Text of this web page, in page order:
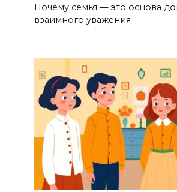
Почему семья — это основа
взаимного уважения